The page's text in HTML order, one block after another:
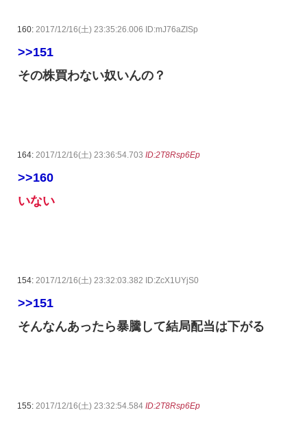
160: 2017/12/16(土) 23:35:26.006 ID:mJ76aZISp
>>151
その株買わない奴いんの？
164: 2017/12/16(土) 23:36:54.703 ID:2T8Rsp6Ep
>>160
いない
154: 2017/12/16(土) 23:32:03.382 ID:ZcX1UYjS0
>>151
そんなんあったら暴騰して結局配当は下がる
155: 2017/12/16(土) 23:32:54.584 ID:2T8Rsp6Ep